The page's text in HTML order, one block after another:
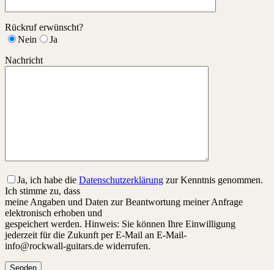
Rückruf erwünscht?
Nein
Ja
Nachricht
Ja, ich habe die Datenschutzerklärung zur Kenntnis genommen.
Ich stimme zu, dass
meine Angaben und Daten zur Beantwortung meiner Anfrage
elektronisch erhoben und
gespeichert werden. Hinweis: Sie können Ihre Einwilligung
jederzeit für die Zukunft per E-Mail an E-Mail-
info@rockwall-guitars.de widerrufen.